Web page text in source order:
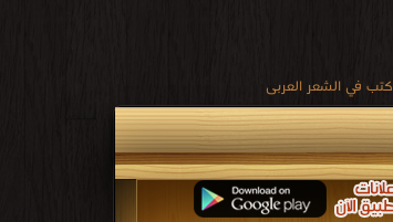
كتب في الشعر العربى